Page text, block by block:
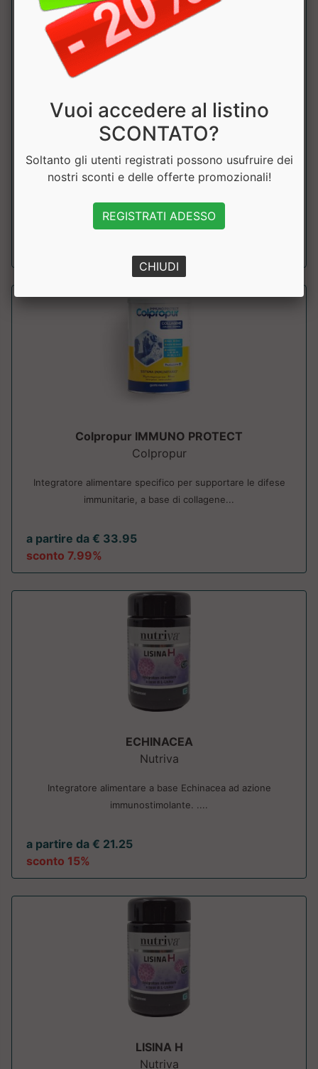
ROSA C
Rosa Canina, ricca di Vitamina C indicata per sostenere il
a partire da € 12.06
Colpropur IMMUNO PROTECT
Colpropur
Integratore alimentare specifico per supportare le difese
immunitarie, a base di collagene...
a partire da € 33.95
sconto 7.99%
ECHINACEA
Nutriva
Integratore alimentare a base Echinacea ad azione
immunostimolante. ....
a partire da € 21.25
sconto 15%
LISINA H
Nutriva
Vuoi accedere al listino
SCONTATO?
Soltanto gli utenti registrati possono usufruire dei
nostri sconti e delle offerte promozionali!
REGISTRATI ADESSO
CHIUDI